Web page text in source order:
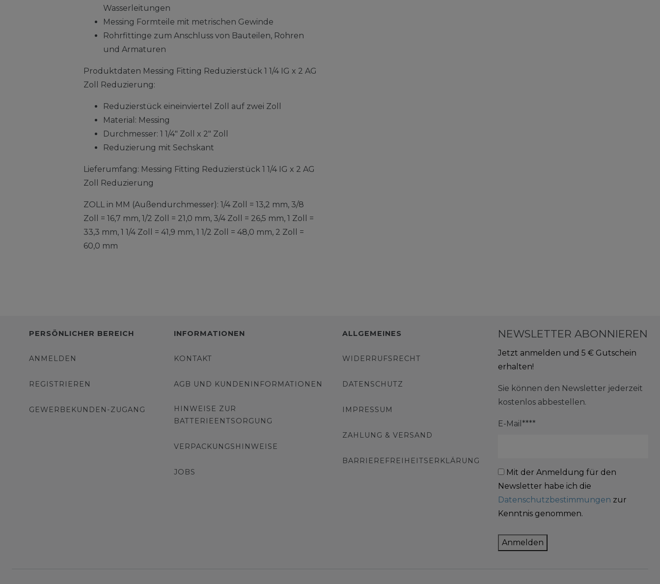
Wasserleitungen
Messing Formteile mit metrischen Gewinde
Rohrfittinge zum Anschluss von Bauteilen, Rohren
und Armaturen
Produktdaten Messing Fitting Reduzierstück 1 1/4 IG x 2 AG
Zoll Reduzierung:
Reduzierstück eineinviertel Zoll auf zwei Zoll
Material: Messing
Durchmesser: 1 1/4" Zoll x 2" Zoll
Reduzierung mit Sechskant
Lieferumfang: Messing Fitting Reduzierstück 1 1/4 IG x 2 AG
Zoll Reduzierung
ZOLL in MM (Außendurchmesser): 1/4 Zoll = 13,2 mm, 3/8
Zoll = 16,7 mm, 1/2 Zoll = 21,0 mm, 3/4 Zoll = 26,5 mm, 1 Zoll =
33,3 mm, 1 1/4 Zoll = 41,9 mm, 1 1/2 Zoll = 48,0 mm, 2 Zoll =
60,0 mm
PERSÖNLICHER BEREICH
ANMELDEN
REGISTRIEREN
GEWERBEKUNDEN-ZUGANG
INFORMATIONEN
KONTAKT
AGB UND KUNDENINFORMATIONEN
HINWEISE ZUR
BATTERIEENTSORGUNG
VERPACKUNGSHINWEISE
JOBS
ALLGEMEINES
WIDERRUFSRECHT
DATENSCHUTZ
IMPRESSUM
ZAHLUNG & VERSAND
BARRIEREFREIHEITSERKLÄRUNG
NEWSLETTER ABONNIEREN
Jetzt anmelden und 5 € Gutschein
erhalten!
Sie können den Newsletter jederzeit
kostenlos abbestellen.
E-Mail****
Mit der Anmeldung für den
Newsletter habe ich die
Datenschutzbestimmungen zur
Kenntnis genommen.
Anmelden